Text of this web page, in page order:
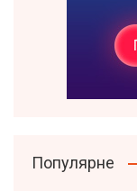
Популярне